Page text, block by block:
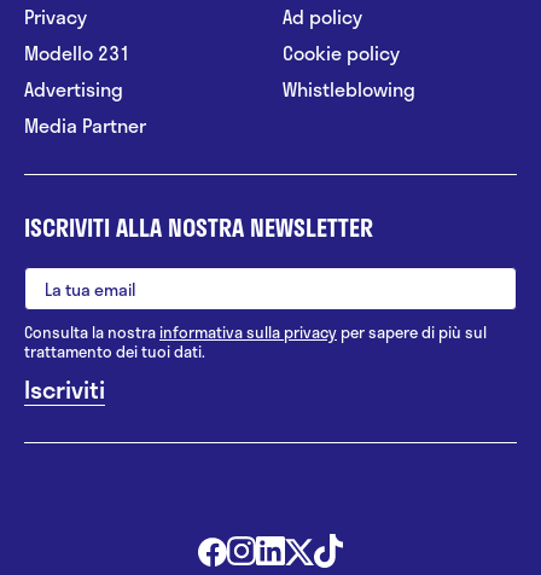
Privacy
Modello 231
Advertising
Media Partner
Ad policy
Cookie policy
Whistleblowing
ISCRIVITI ALLA NOSTRA NEWSLETTER
Consulta la nostrainformativa sulla privacy per sapere di più sul
trattamento dei tuoi dati.